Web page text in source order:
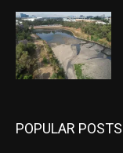
POPULAR POSTS